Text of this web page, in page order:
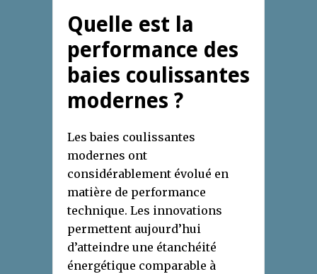
Quelle est la
performance des
baies coulissantes
modernes ?
Les baies coulissantes
modernes ont
considérablement évolué en
matière de performance
technique. Les innovations
permettent aujourd’hui
d’atteindre une étanchéité
énergétique comparable à